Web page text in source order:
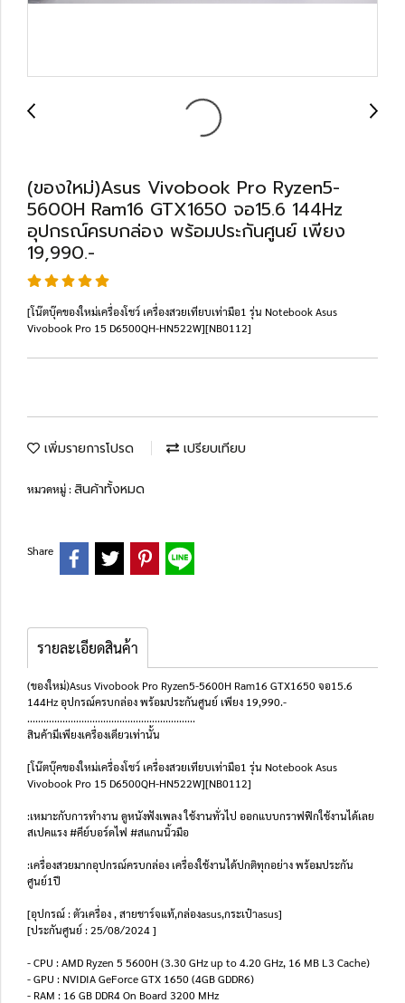
(ของใหม่)Asus Vivobook Pro Ryzen5-
5600H Ram16 GTX1650 จอ15.6 144Hz
อุปกรณ์ครบกล่อง พร้อมประกันศูนย์ เพียง
19,990.-
[โน๊ตบุ๊คของใหม่เครื่องโชว์ เครื่องสวยเทียบเท่ามือ1 รุ่น Notebook Asus
Vivobook Pro 15 D6500QH-HN522W][NB0112]
เพิ่มรายการโปรด เปรียบเทียบ
หมวดหมู่ :สินค้าทั้งหมด
Share
รายละเอียดสินค้า
(ของใหม่)Asus Vivobook Pro Ryzen5-5600H Ram16 GTX1650 จอ15.6
144Hz อุปกรณ์ครบกล่อง พร้อมประกันศูนย์ เพียง 19,990.-
..............................................................
สินค้ามีเพียงเครื่องเดียวเท่านั้น
[โน๊ตบุ๊คของใหม่เครื่องโชว์ เครื่องสวยเทียบเท่ามือ1 รุ่น Notebook Asus
Vivobook Pro 15 D6500QH-HN522W][NB0112]
:เหมาะกับการทำงาน ดูหนังฟังเพลง ใช้งานทั่วไป ออกแบบกราฟฟิกใช้งานได้เลย
สเปคแรง #คีย์บอร์ดไฟ #สแกนนิ้วมือ
:เครื่องสวยมากอุปกรณ์ครบกล่อง เครื่องใช้งานได้ปกติทุกอย่าง พร้อมประกัน
ศูนย์1ปี
[อุปกรณ์ : ตัวเครื่อง , สายชาร์จแท้,กล่องasus,กระเป๋าasus]
[ประกันศูนย์ : 25/08/2024 ]
- CPU : AMD Ryzen 5 5600H (3.30 GHz up to 4.20 GHz, 16 MB L3 Cache)
- GPU : NVIDIA GeForce GTX 1650 (4GB GDDR6)
- RAM : 16 GB DDR4 On Board 3200 MHz